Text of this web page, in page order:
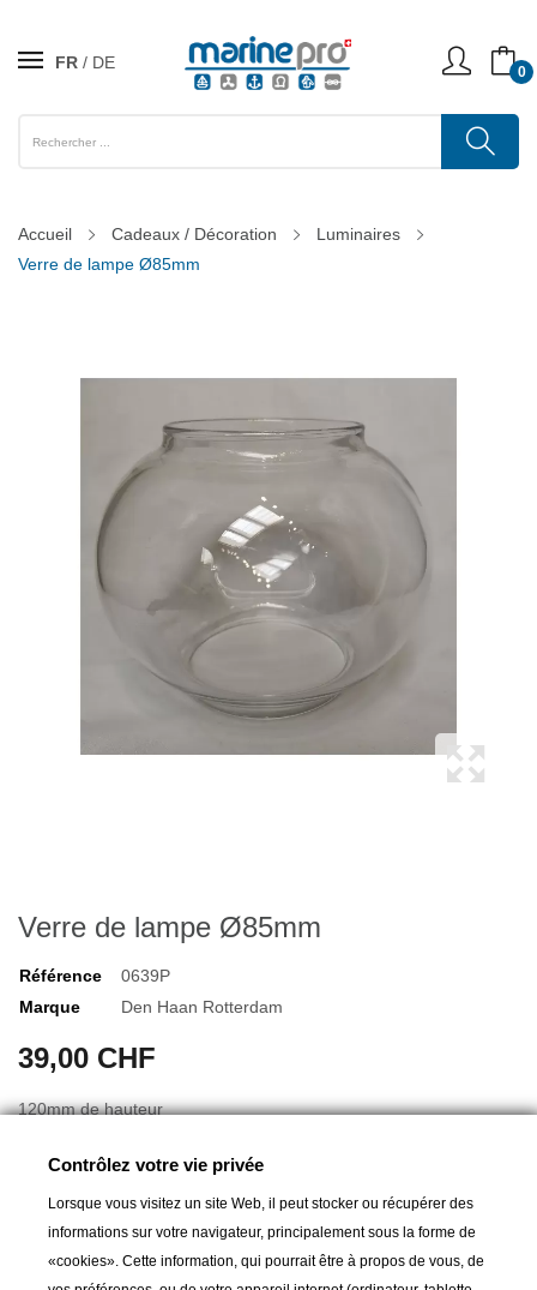
FR DE 0
Accueil Cadeaux / Décoration
Luminaires
Verre de lampe Ø85mm
Verre de lampe Ø85mm
Référence
0639P
Marque
Den Haan Rotterdam
39,00 CHF
120mm de hauteur
Ajouter au panier
Livrable et disponible en magasin
Contrôlez votre vie privée
Lorsque vous visitez un site Web, il peut stocker ou récupérer des
informations sur votre navigateur, principalement sous la forme de
«cookies». Cette information, qui pourrait être à propos de vous, de